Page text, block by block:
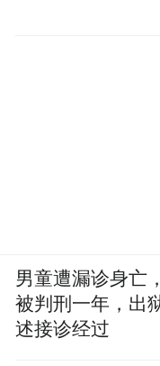
男童遭漏诊身亡
被判刑一年，出
述接诊经过